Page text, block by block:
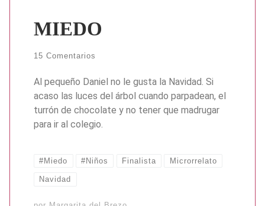
MIEDO
15 Comentarios
Al pequeño Daniel no le gusta la Navidad. Si
acaso las luces del árbol cuando parpadean, el
turrón de chocolate y no tener que madrugar
para ir al colegio.
#Miedo #Niños Finalista Microrrelato
Navidad